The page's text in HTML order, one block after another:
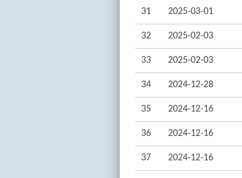
31 2025-03-01
32 2025-02-03
33 2025-02-03
34 2024-12-28
35 2024-12-16
36 2024-12-16
37 2024-12-16